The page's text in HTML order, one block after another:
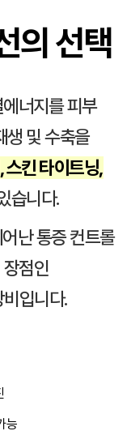
의 선택
너지를 피부
생 및 수축을
스킨 타이트닝,
습니다.
난 통증 컨트롤
점인
입니다.
능